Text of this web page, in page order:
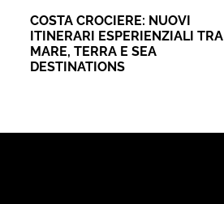
COSTA CROCIERE: NUOVI
ITINERARI ESPERIENZIALI TRA
MARE, TERRA E SEA
DESTINATIONS